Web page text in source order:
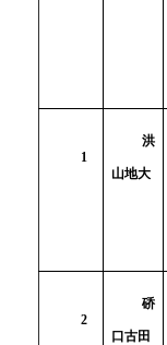
1
洪
山地大
2
硚
口古田